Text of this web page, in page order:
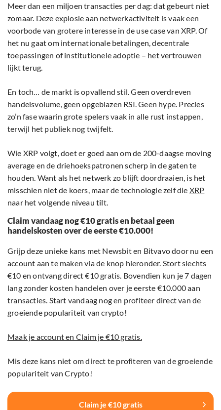
Meer dan een miljoen transacties per dag: dat gebeurt niet
zomaar. Deze explosie aan netwerkactiviteit is vaak een
voorbode van grotere interesse in de use case van XRP. Of
het nu gaat om internationale betalingen, decentrale
toepassingen of institutionele adoptie – het vertrouwen
lijkt terug.
En toch… de markt is opvallend stil. Geen overdreven
handelsvolume, geen opgeblazen RSI. Geen hype. Precies
zo’n fase waarin grote spelers vaak in alle rust instappen,
terwijl het publiek nog twijfelt.
Wie XRP volgt, doet er goed aan om de 200-daagse moving
average en de driehoekspatronen scherp in de gaten te
houden. Want als het netwerk zo blijft doordraaien, is het
misschien niet de koers, maar de technologie zelf die XRP
naar het volgende niveau tilt.
Claim vandaag nog €10 gratis en betaal geen
handelskosten over de eerste €10.000!
Grijp deze unieke kans met Newsbit en Bitvavo door nu een
account aan te maken via de knop hieronder. Stort slechts
€10 en ontvang direct €10 gratis. Bovendien kun je 7 dagen
lang zonder kosten handelen over je eerste €10.000 aan
transacties. Start vandaag nog en profiteer direct van de
groeiende populariteit van crypto!
Maak je account en Claim je €10 gratis.
Mis deze kans niet om direct te profiteren van de groeiende
populariteit van Crypto!
Claim je €10 gratis